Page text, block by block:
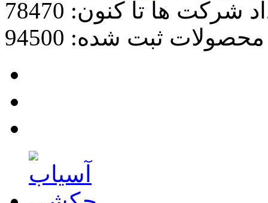
شرکت ها تا کنون: 78470
ثبت شده: 94500